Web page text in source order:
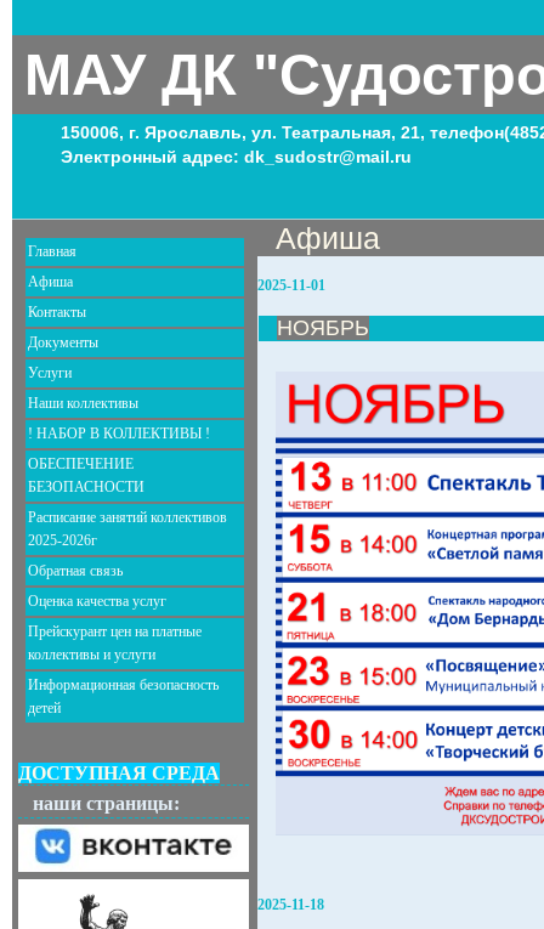
МАУ ДК
150006, г. Ярославль, ул. Театральная, 21,
Электронный адрес: dk_sudostr@mail.ru
Главная
Афиша
Контакты
Документы
Услуги
Наши коллективы
! НАБОР В КОЛЛЕКТИВЫ !
ОБЕСПЕЧЕНИЕ
БЕЗОПАСНОСТИ
Расписание занятий коллективов
2025-2026г
Обратная связь
Оценка качества услуг
Прейскурант цен на платные
коллективы и услуги
Информационная безопасность
детей
ДОСТУПНАЯ СРЕДА
наши страницы:
Афиша
2025-11-01
НОЯБРЬ
2025-11-18